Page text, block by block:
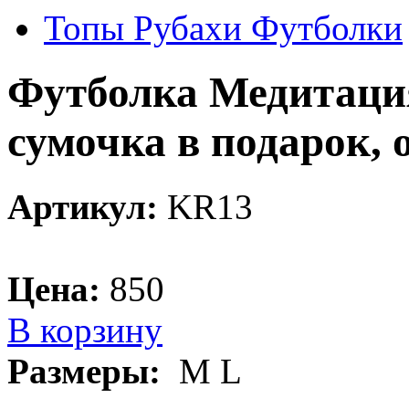
Топы Рубахи Футболки
Футболка
сумочка в подарок,
Артикул: KR13
Цена: 850
В корзину
Размеры: M L